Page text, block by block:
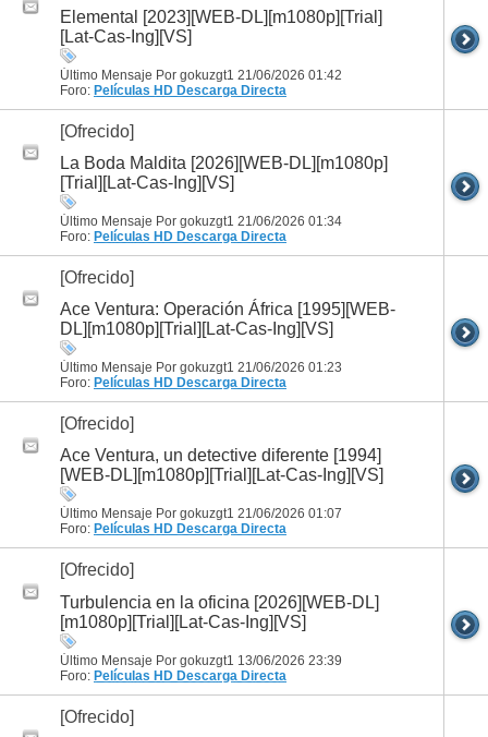
Elemental [2023][WEB-DL][m1080p][Trial]
[Lat-Cas-Ing][VS]
Último Mensaje Por gokuzgt1 21/06/2026 01:42
Foro: Películas HD Descarga Directa
[Ofrecido]
La Boda Maldita [2026][WEB-DL][m1080p]
[Trial][Lat-Cas-Ing][VS]
Último Mensaje Por gokuzgt1 21/06/2026 01:34
Foro: Películas HD Descarga Directa
[Ofrecido]
Ace Ventura: Operación África [1995][WEB-
DL][m1080p][Trial][Lat-Cas-Ing][VS]
Último Mensaje Por gokuzgt1 21/06/2026 01:23
Foro: Películas HD Descarga Directa
[Ofrecido]
Ace Ventura, un detective diferente [1994]
[WEB-DL][m1080p][Trial][Lat-Cas-Ing][VS]
Último Mensaje Por gokuzgt1 21/06/2026 01:07
Foro: Películas HD Descarga Directa
[Ofrecido]
Turbulencia en la oficina [2026][WEB-DL]
[m1080p][Trial][Lat-Cas-Ing][VS]
Último Mensaje Por gokuzgt1 13/06/2026 23:39
Foro: Películas HD Descarga Directa
[Ofrecido]